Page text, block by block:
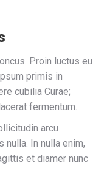
Proin luctus eu
primis in
cubilia Curae;
fermentum.
arcu
nulla. In nulla enim,
et diamer nunc